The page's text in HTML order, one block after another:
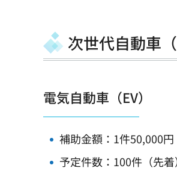
次世代自動車
電気自動車（EV）
補助金額：1件50,000円
予定件数：100件（先着